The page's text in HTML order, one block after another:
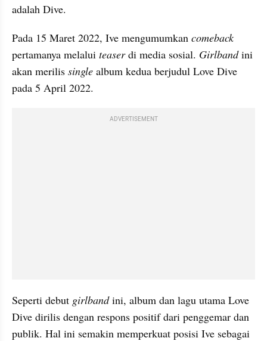
adalah Dive.
Pada 15 Maret 2022, Ive mengumumkan
pertamanya melalui teaser di media sosial. Girlband ini
akan merilis single album kedua berjudul Love Dive
pada 5 April 2022.
ADVERTISEMENT
Seperti debut girlband ini, album dan lagu utama Love
Dive dirilis dengan respons positif dari penggemar dan
publik. Hal ini semakin memperkuat posisi Ive sebagai